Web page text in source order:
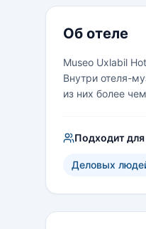
Об отеле
Museo Uxlabil
Внутри отеля-
из них более
Подходит для
Деловых